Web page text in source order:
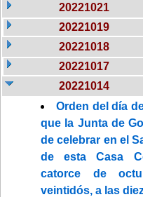
20221021
20221019
20221018
20221017
20221014
Orden del día
que la Junta de
de celebrar en el
de esta Casa
catorce de
veintidós, a las